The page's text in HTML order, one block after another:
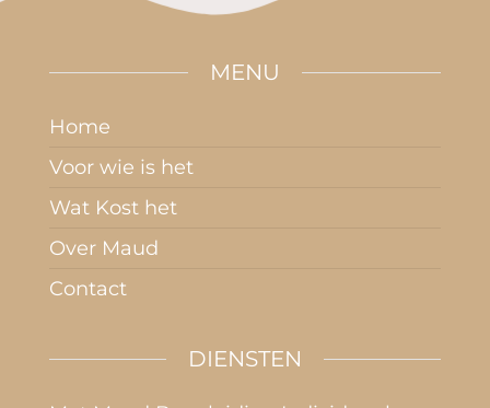
MENU
Home
Voor wie is het
Wat Kost het
Over Maud
Contact
DIENSTEN